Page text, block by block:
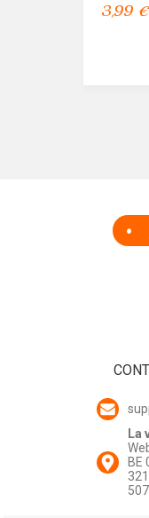
3,99 €
La
BE